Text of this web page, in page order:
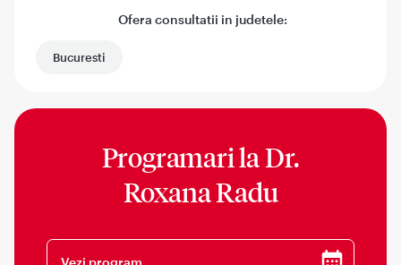
Ofera consultatii in judetele:
Bucuresti
Programari laDr.
Roxana Radu
Vezi program